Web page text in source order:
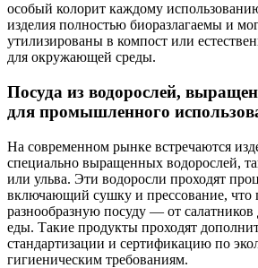
особый колорит каждому
изделия полностью биоразлагаемы и
утилизированы в компост или
для окружающей среды.
Посуда из водорослей,
для промышленного
На современном рынке встречаются
специально выращенных водорослей,
или ульва. Эти водоросли проходят
включающий сушку и прессование, что
разнообразную посуду — от салатников
еды. Такие продукты проходят
стандартизации и сертификацию по
гигиеническим требованиям.